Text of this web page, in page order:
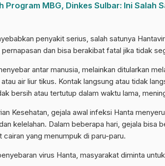
Program MBG, Dinkes Sulbar: Ini Salah
penyakit serius, salah satunya
dan bisa berakibat fatal jika tidak
antar manusia, melainkan ditularkan
air liur tikus. Kontak langsung atau tidak
bersih atau tertutup dalam waktu lama,
Kesehatan, gejala awal infeksi Hanta
kelelahan. Dalam beberapa hari, gejala bisa
cairan yang menumpuk di paru-paru.
virus Hanta, masyarakat diminta